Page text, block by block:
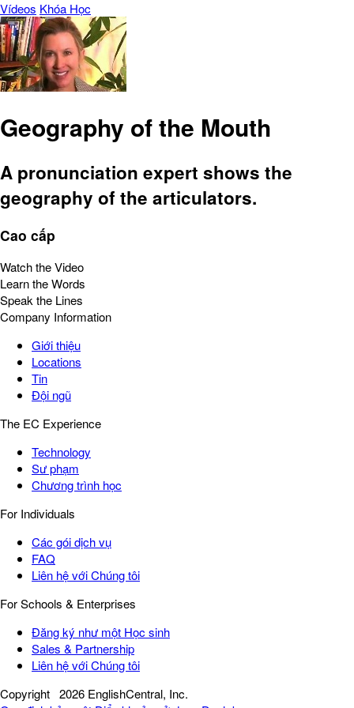
Vídeos Khóa Học
Geography of the Mouth
A pronunciation expert shows the
geography of the articulators.
Cao cấp
Watch the Video
Learn the Words
Speak the Lines
Company Information
Giới thiệu
Locations
Tin
Đội ngũ
The EC Experience
Technology
Sư phạm
Chương trình học
For Individuals
Các gói dịch vụ
FAQ
Liên hệ với Chúng tôi
For Schools & Enterprises
Đăng ký như một Học sinh
Sales & Partnership
Liên hệ với Chúng tôi
Copyright 2026 EnglishCentral, Inc.